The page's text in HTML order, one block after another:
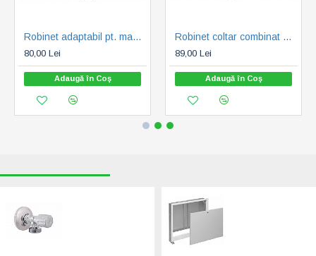
Robinet adaptabil pt. masina de spalat SCHLOSSER 3/8"-3/4" (0017211050001)
80,00 Lei
Adaugă în Coş
Robinet coltar combinat SCHLOSSER 1/2"-3/4" - 3/8"-10 mm (0017201550001)
89,00 Lei
Adaugă în Coş